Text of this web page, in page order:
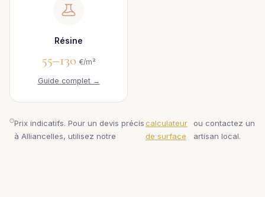
Résine
55–130 €/m²
Guide complet →
Prix indicatifs. Pour un devis précis
à Alliancelles, utilisez notre
calculateur
de surface
ou contactez un
artisan local.